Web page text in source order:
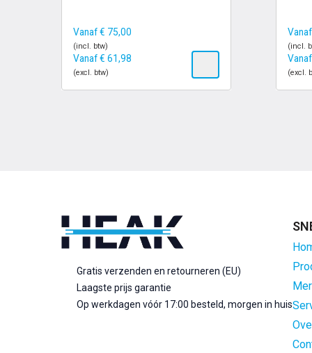
Vanaf€ 75,00
(incl. btw)
Vanaf€ 61,98
(excl. btw)
Vanaf
(incl.
Vanaf
(excl.
Gratis verzenden en retourneren (EU)
Laagste prijs garantie
Op werkdagen vóór 17:00 besteld, morgen in huis